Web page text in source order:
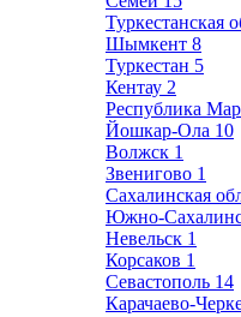
Туркестанская
Шымкент 8
Туркестан 5
Кентау 2
Республика
Йошкар-Ола 10
Волжск 1
Звенигово 1
Сахалинская
Южно-
Невельск 1
Корсаков 1
Севастополь 14
Карачаево-